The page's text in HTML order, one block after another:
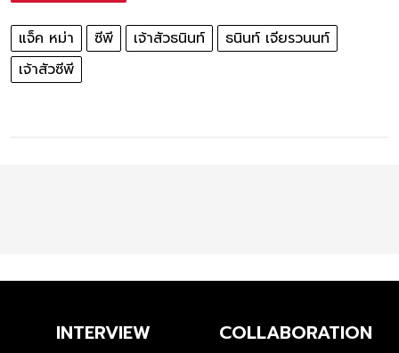
แจ็ค หม่า ซีพี เจ้าสัวธนินท์
ธนินท์ เจียรวนนท์
เจ้าสัวซีพี
INTERVIEW COLLABORATION